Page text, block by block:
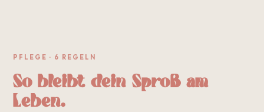
PFLEGE · 6 REGELN
So bleibt dein Sproß am
Leben.